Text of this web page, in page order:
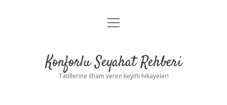
Anasayfa
Yasal Uyarı
menüyü
Konforlu Seyahat Rehberi
Tatillerine ilham veren keyifli hikayeler!